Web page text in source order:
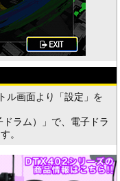
ル画面より「設定」を
ドラム）」で、電子ドラ
。